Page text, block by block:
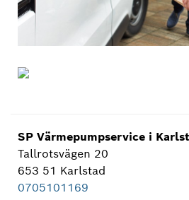
SP Värmepumpservice i
Tallrotsvägen 20
653 51 Karlstad
0705101169